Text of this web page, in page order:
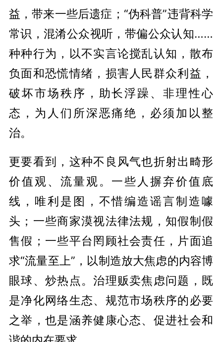
益，带来一些后遗症；“伪科普”违背科学
常识，混淆公众视听，带偏公众认知……
种种行为，以不实言论搅乱认知，散布
负面和恐慌情绪，损害人民群众利益，
破坏市场秩序，助长浮躁、非理性心
态，为人们所深恶痛绝，必须加以整
治。
更要看到，这种不良风气也折射出畸形
价值观、流量观。一些人摒弃价值底
线，唯利是图，不惜编造谣言制造噱
头；一些商家漠视法律法规，知假制假
售假；一些平台罔顾社会责任，片面追
求“流量至上”，以制造放大焦虑的内容博
眼球、炒热点。治理贩卖焦虑问题，既
是净化网络生态、规范市场秩序的必要
之举，也是涵养健康心态、促进社会和